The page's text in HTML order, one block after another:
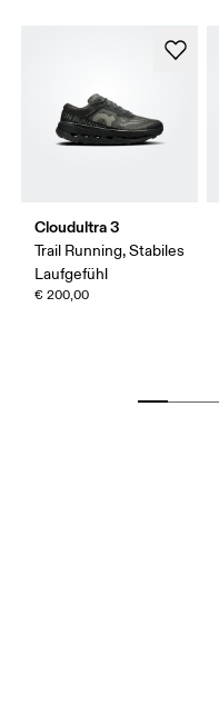
Cloudultra 3
Trail Running, Stabiles
Laufgefühl
€ 200,00